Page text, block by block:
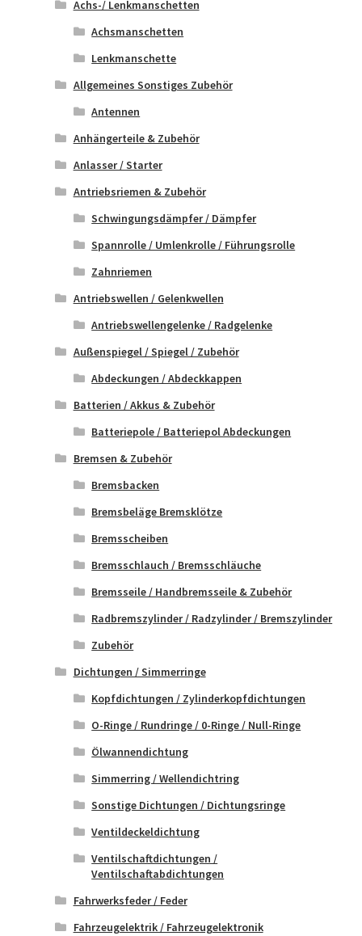
Achs-/ Lenkmanschetten
Achsmanschetten
Lenkmanschette
Allgemeines Sonstiges Zubehör
Antennen
Anhängerteile & Zubehör
Anlasser / Starter
Antriebsriemen & Zubehör
Schwingungsdämpfer / Dämpfer
Spannrolle / Umlenkrolle / Führungsrolle
Zahnriemen
Antriebswellen / Gelenkwellen
Antriebswellengelenke / Radgelenke
Außenspiegel / Spiegel / Zubehör
Abdeckungen / Abdeckkappen
Batterien / Akkus & Zubehör
Batteriepole / Batteriepol Abdeckungen
Bremsen & Zubehör
Bremsbacken
Bremsbeläge Bremsklötze
Bremsscheiben
Bremsschlauch / Bremsschläuche
Bremsseile / Handbremsseile & Zubehör
Radbremszylinder / Radzylinder / Bremszylinder
Zubehör
Dichtungen / Simmerringe
Kopfdichtungen / Zylinderkopfdichtungen
O-Ringe / Rundringe / 0-Ringe / Null-Ringe
Ölwannendichtung
Simmerring / Wellendichtring
Sonstige Dichtungen / Dichtungsringe
Ventildeckeldichtung
Ventilschaftdichtungen /
Ventilschaftabdichtungen
Fahrwerksfeder / Feder
Fahrzeugelektrik / Fahrzeugelektronik